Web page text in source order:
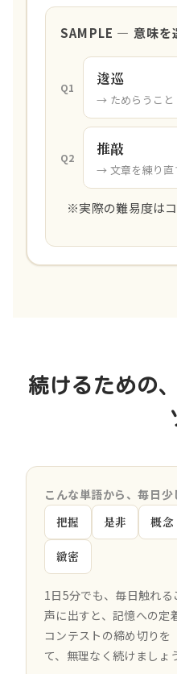
SAMPLE — 意味を
Q1 逡巡
→ ためらうこと
Q2 推敲
→ 文章を練り直
※実際の難易度は
続けるための
こんな単語から、毎日少
把握
是非 概念
緻密
1日5分でも、毎日触れ
声に出すと、記憶への定
コンテストの締め切りを
て、無理なく続けましょう